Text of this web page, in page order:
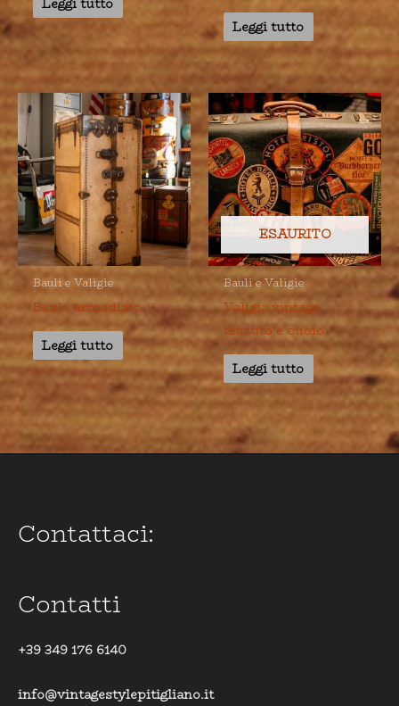
Leggi tutto
Bauli e Valigie
Baule armadiato
Leggi tutto
ESAURITO
Bauli e Valigie
Valigia vintage
tessuto e cuoio
Leggi tutto
Contattaci:
Contatti
+39 349 176 6140
info@vintagestylepitigliano.it